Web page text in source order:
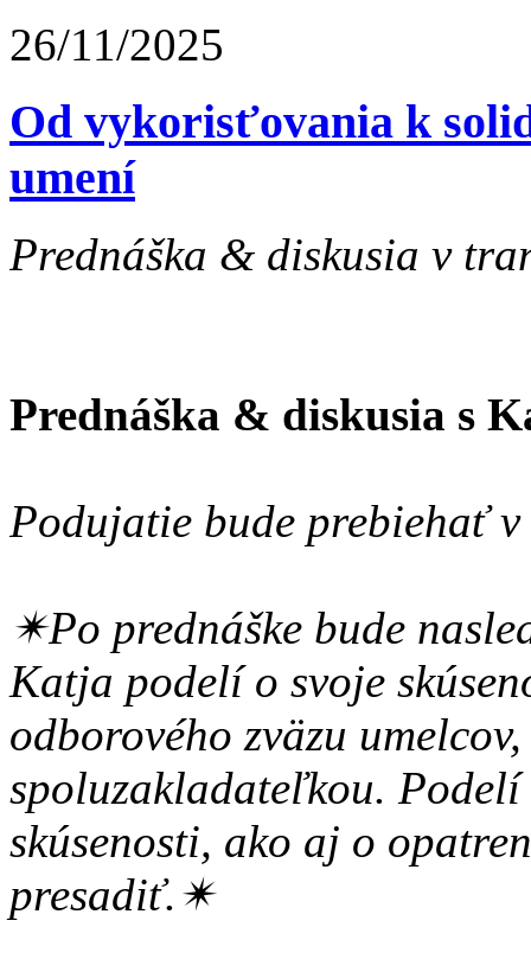
26/11/2025
Od vykorisťovania k
umení
Prednáška & diskusia v
Prednáška & diskusia s
Podujatie bude prebiehať
✴︎Po prednáške bude
Katja podelí o svoje
odborového zväzu
spoluzakladateľkou.
skúsenosti, ako aj o
presadiť.✴︎